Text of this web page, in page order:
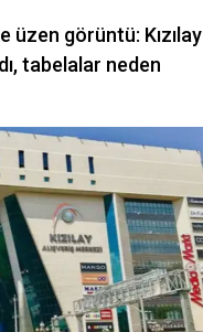
üzen görüntü: Kızılay
tabelalar neden